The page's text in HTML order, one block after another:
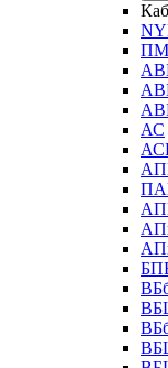
АС